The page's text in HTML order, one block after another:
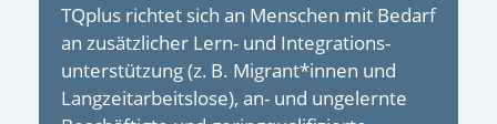
TQplus richtet sich an Menschen mit Bedarf
an zusätzlicher Lern- und Integrations­
unterstützung (z. B. Migrant*innen und
Langzeit­arbeitslose), an- und un­gelernte